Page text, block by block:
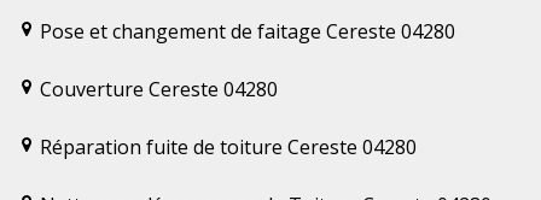
Pose et changement de faitage Cereste 04280
Couverture Cereste 04280
Réparation fuite de toiture Cereste 04280